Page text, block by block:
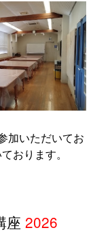
加いただいてお
おります。
座 2026